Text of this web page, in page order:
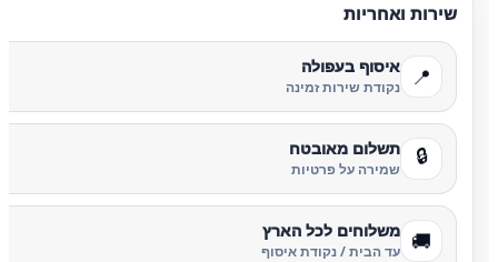
שירות ואחריות
📍 איסוף בעפולה
נקודת שירות זמינה
🔒 תשלום מאובטח
שמירה על פרטיות
🚚 משלוחים לכל הארץ
עד הבית / נקודת איסוף